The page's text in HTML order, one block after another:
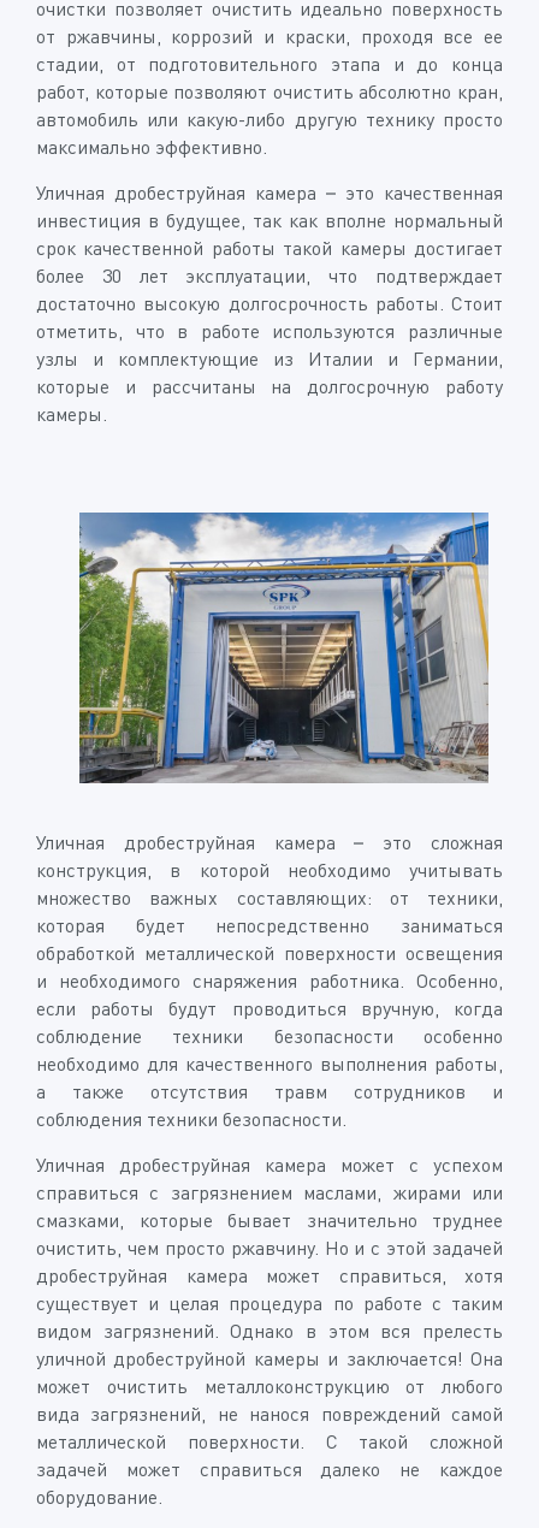
очистки позволяет очистить идеально поверхность
от ржавчины, коррозий и краски, проходя все ее
стадии, от подготовительного этапа и до конца
работ, которые позволяют очистить абсолютно кран,
автомобиль или какую-либо другую технику просто
максимально эффективно.
Уличная дробеструйная камера – это качественная
инвестиция в будущее, так как вполне нормальный
срок качественной работы такой камеры достигает
более 30 лет эксплуатации, что подтверждает
достаточно высокую долгосрочность работы. Стоит
отметить, что в работе используются различные
узлы и комплектующие из Италии и Германии,
которые и рассчитаны на долгосрочную работу
камеры.
Уличная дробеструйная камера – это сложная
конструкция, в которой необходимо учитывать
множество важных составляющих: от техники,
которая будет непосредственно заниматься
обработкой металлической поверхности освещения
и необходимого снаряжения работника. Особенно,
если работы будут проводиться вручную, когда
соблюдение техники безопасности особенно
необходимо для качественного выполнения работы,
а также отсутствия травм сотрудников и
соблюдения техники безопасности.
Уличная дробеструйная камера может с успехом
справиться с загрязнением маслами, жирами или
смазками, которые бывает значительно труднее
очистить, чем просто ржавчину. Но и с этой задачей
дробеструйная камера может справиться, хотя
существует и целая процедура по работе с таким
видом загрязнений. Однако в этом вся прелесть
уличной дробеструйной камеры и заключается! Она
может очистить металлоконструкцию от любого
вида загрязнений, не нанося повреждений самой
металлической поверхности. С такой сложной
задачей может справиться далеко не каждое
оборудование.